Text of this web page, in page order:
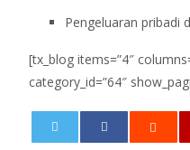
Pengeluaran pribadi
[tx_blog items=”4″
category_id=”64″